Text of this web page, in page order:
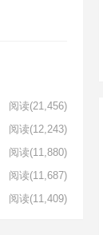
阅读(21,456)
阅读(12,243)
阅读(11,880)
阅读(11,687)
阅读(11,409)